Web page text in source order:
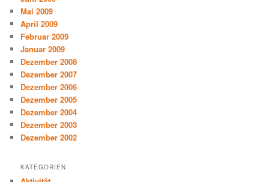
Mai 2009
April 2009
Februar 2009
Januar 2009
Dezember 2008
Dezember 2007
Dezember 2006
Dezember 2005
Dezember 2004
Dezember 2003
Dezember 2002
KATEGORIEN